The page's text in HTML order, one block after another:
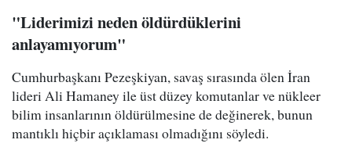
"Liderimizi neden öldürdüklerini
anlayamıyorum"
Cumhurbaşkanı Pezeşkiyan, savaş sırasında ölen İran
lideri Ali Hamaney ile üst düzey komutanlar ve nükleer
bilim insanlarının öldürülmesine de değinerek, bunun
mantıklı hiçbir açıklaması olmadığını söyledi.